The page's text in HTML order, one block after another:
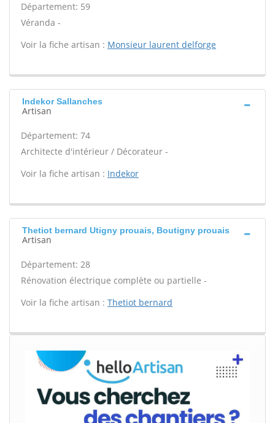
Département: 59
Véranda -
Voir la fiche artisan : Monsieur laurent delforge
Indekor Sallanches
Artisan
Département: 74
Architecte d'intérieur / Décorateur -
Voir la fiche artisan : Indekor
Thetiot bernard Utigny prouais, Boutigny prouais
Artisan
Département: 28
Rénovation électrique complète ou partielle -
Voir la fiche artisan : Thetiot bernard